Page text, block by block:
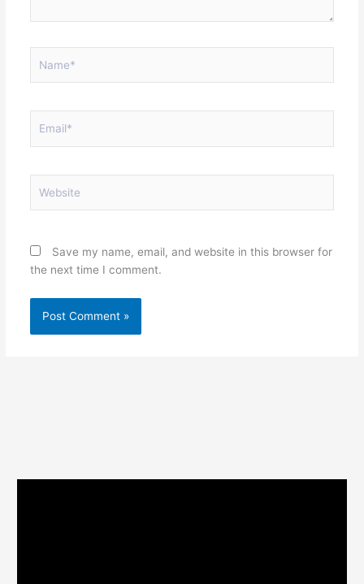
Save my name, email, and website in this browser for
the next time I comment.